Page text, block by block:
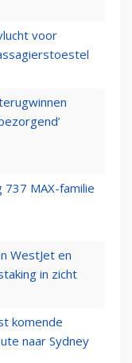
voor
MAX-familie
WestJet en
in zicht
komende
naar Sydney